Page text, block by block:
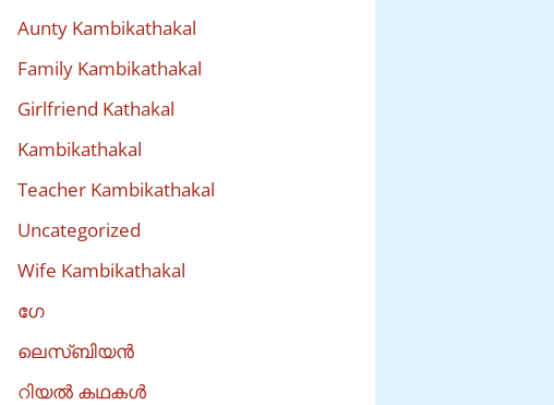
Aunty Kambikathakal
Family Kambikathakal
Girlfriend Kathakal
Kambikathakal
Teacher Kambikathakal
Uncategorized
Wife Kambikathakal
ഗേ
ലെസ്ബിയൻ
റിയൽ കഥകൾ